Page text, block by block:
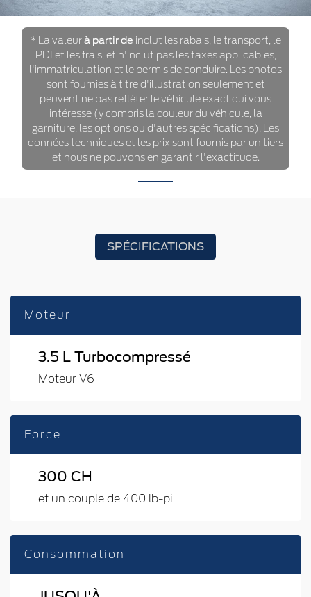
* La valeurà partir de inclut les rabais, le transport, le
PDI et les frais, et n'inclut pas les taxes applicables,
l'immatriculation et le permis de conduire. Les photos
sont fournies à titre d'illustration seulement et
peuvent ne pas refléter le véhicule exact qui vous
intéresse (y compris la couleur du véhicule, la
garniture, les options ou d'autres spécifications). Les
données techniques et les prix sont fournis par un tiers
et nous ne pouvons en garantir l'exactitude.
SPÉCIFICATIONS
Moteur
3.5 L Turbocompressé
Moteur V6
Force
300 CH
et un couple de 400 lb-pi
Consommation